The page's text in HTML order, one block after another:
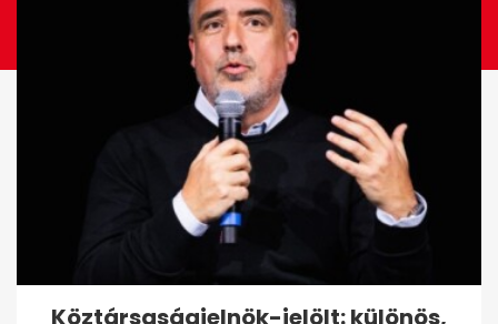
Vajúdás közben értesítették,
Köztársaságielnök-jelölt: különös,